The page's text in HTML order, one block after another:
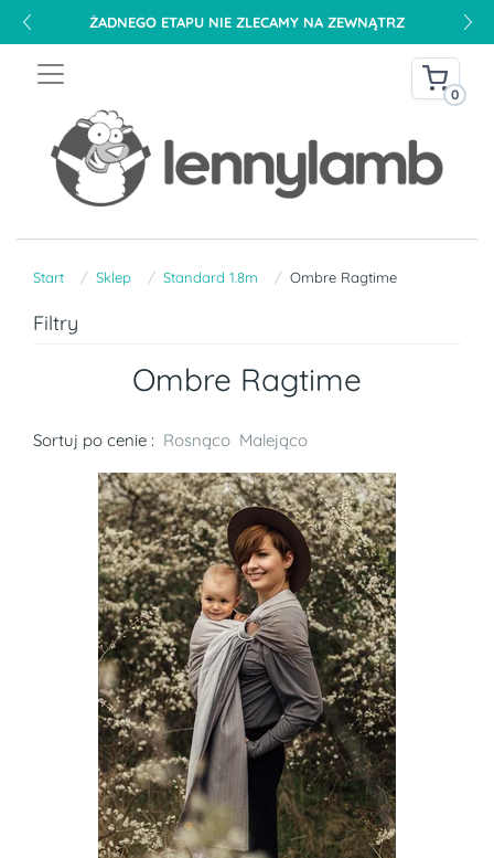
ŻADNEGO ETAPU NIE ZLECAMY NA ZEWNĄTRZ
0
Start Sklep Standard 1.8m Ombre Ragtime
Filtry
Ombre Ragtime
Sortuj po cenie : Rosnąco Malejąco